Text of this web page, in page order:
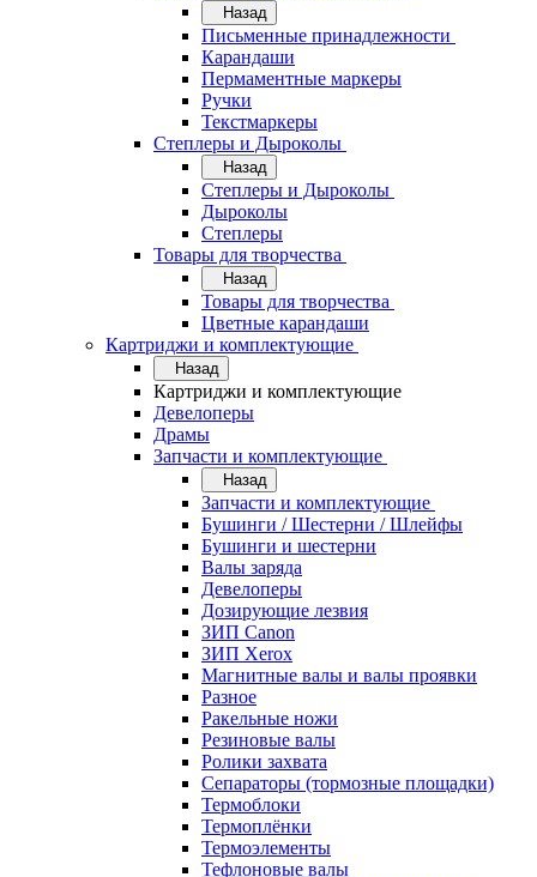
Назад
Письменные принадлежности
Карандаши
Пермаментные маркеры
Ручки
Текстмаркеры
Степлеры и Дыроколы
Назад
Степлеры и Дыроколы
Дыроколы
Степлеры
Товары для творчества
Назад
Товары для творчества
Цветные карандаши
Картриджи и комплектующие
Назад
Картриджи и комплектующие
Девелоперы
Драмы
Запчасти и комплектующие
Назад
Запчасти и комплектующие
Бушинги / Шестерни / Шлейфы
Бушинги и шестерни
Валы заряда
Девелоперы
Дозирующие лезвия
ЗИП Canon
ЗИП Xerox
Магнитные валы и валы проявки
Разное
Ракельные ножи
Резиновые валы
Ролики захвата
Сепараторы (тормозные площадки)
Термоблоки
Термоплёнки
Термоэлементы
Тефлоновые валы